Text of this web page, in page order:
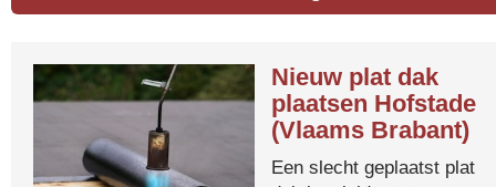
Nieuw plat dak
plaatsen Hofstade
(Vlaams Brabant)
Een slecht geplaatst plat